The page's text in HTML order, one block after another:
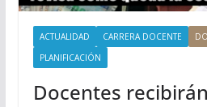
ACTUALIDAD CARRERA DOCENTE
PLANIFICACIÓN
Docentes